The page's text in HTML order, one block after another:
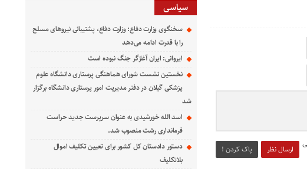
ارسال نظر پاک کردن !
سیاسی
سخنگوی وزارت دفاع: وزارت دفاع، پشتیبانی نیرو‌های مسلح
را با قدرت ادامه می‌دهد
ایروانی: ایران آغازگر جنگ نبوده است
نخستین نشست شورای هماهنگی پرستاری دانشگاه علوم
پزشکی گیلان در دفتر مدیریت امور پرستاری دانشگاه برگزار
شد
اسد الله خورشیدی به عنوان سرپرست جدید حراست
فرمانداری رشت منصوب شد.
دستور دادستان کل کشور برای تعیین تکلیف اموال
بلاتکلیف